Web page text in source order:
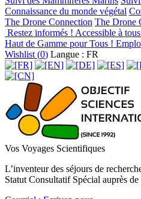
Connaissance du monde végétal
The Drone Connection The Drone
Restez informés ! Accessible à
Haut de Gamme pour Tous !
Wishlist (0) Langue : FR
Vos Voyages Scientifiques
L’inventeur des séjours de
Statut Consultatif Spécial auprès